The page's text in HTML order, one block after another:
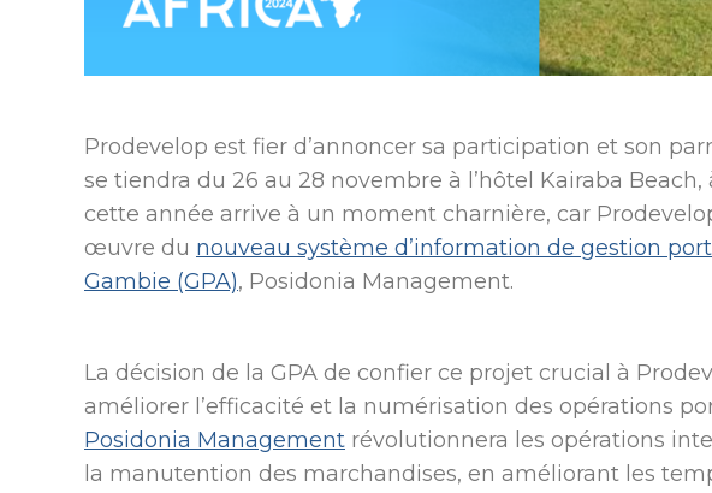
Prodevelop est fier d’annoncer sa participation et son
se tiendra du 26 au 28 novembre à l’hôtel Kairaba
cette année arrive à un moment charnière, car
œuvre du nouveau système d’information de gestion
Gambie (GPA), Posidonia Management.
La décision de la GPA de confier ce projet crucial à
améliorer l’efficacité et la numérisation des opérations
Posidonia Management révolutionnera les opérations
la manutention des marchandises, en améliorant les